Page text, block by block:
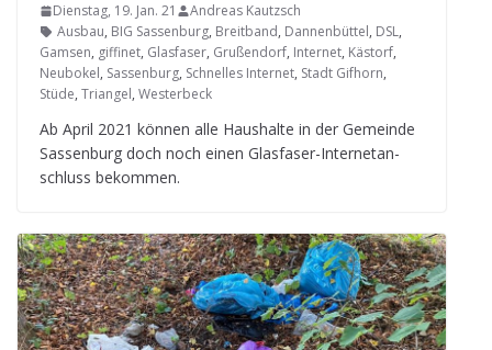
Dienstag, 19. Jan. 21
Andreas Kautzsch
Ausbau, BIG Sassenburg, Breitband, Dannenbüttel, DSL,
Gamsen, giffinet, Glasfaser, Grußendorf, Internet, Kästorf,
Neubokel, Sassenburg, Schnelles Internet, Stadt Gifhorn,
Stüde, Triangel, Westerbeck
Ab April 2021 kön­nen alle Haus­halte in der Gemeinde
Sas­sen­burg doch noch einen Glas­fa­ser-Inter­net­an­
schluss bekommen.